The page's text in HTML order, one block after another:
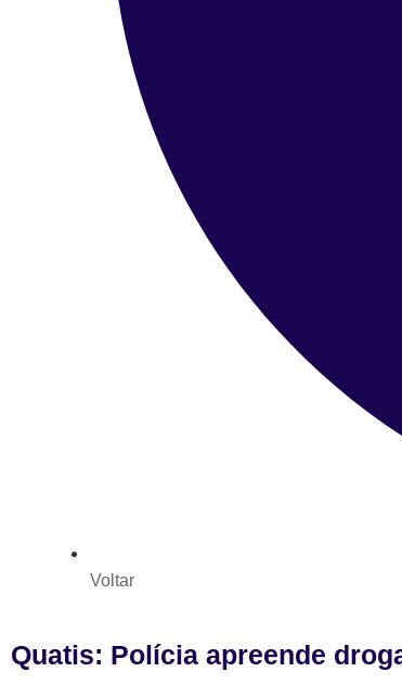
Voltar
Quatis: Polícia apreende